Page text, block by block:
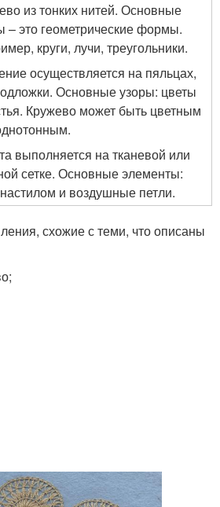
из тонких нитей. Основные
– это геометрические формы.
круги, лучи, треугольники.
осуществляется на пяльцах,
Основные узоры: цветы
Кружево может быть цветным
выполняется на тканевой или
сетке. Основные элементы:
и воздушные петли.
схожие с теми, что описаны